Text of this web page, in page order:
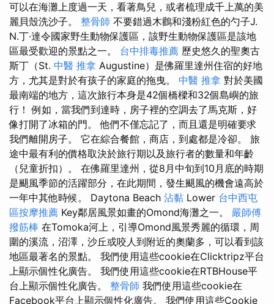
可以在海灘上度過一天，看著鳥兒，或者梳理成千上萬的美
麗貝殼洗沙子。 整骨師 不要錯過木鸛和淺粉紅色的勺子J.
N.丁·達令國家野生動物保護區，該野生動物保護區是該地
區最受歡迎的景點之一。 台中排毒推薦 歷史悠久的聖奧古
斯丁（St. 中醫 推拿 Augustine）是佛羅里達州住宿的好地
方，尤其是對於有孩子的家庭的拖曳。 中醫 推拿 對於美國
最南端的地方，這次旅行本身是42個橋樑和32個島嶼的旅
行！ 例如，當我們到達時，房子裡的空調去了馬克斯，好
像打開了冰箱的門。 他們不僅忘記了，而且還是明確要求
我們離開房子。 它在綜合餐館，商店，到處都是冷卻。 旅
途中最有利的價格取決於旅行期以及旅行者的數量和年齡
（兒童折扣）。 在佛羅里達州，從8月中旬到10月底的時期
是颶風季節的活躍部分，在此期間，發生颶風的機會遠高於
一年中其他時候。 Daytona Beach 沾黏 Lower 台中西屯
區按摩推薦 Key鄰居風景如畫的Omond海灘之一。 嚴師傅
撥筋棒 在Tomoka河上，引導Omond風景秀麗的循環，周
圍的溪流，沼澤，沙丘或咬人到附近的奧蘭多，可以看到該
地區最著名的景點。 我們使用這些cookie在Clicktripz平台
上顯示個性化廣告。 我們使用這些cookie在RTBHouse平
台上顯示個性化廣告。 整骨師 我們使用這些cookie在
Facebook平台上顯示個性化廣告。 我們使用這些Cookie